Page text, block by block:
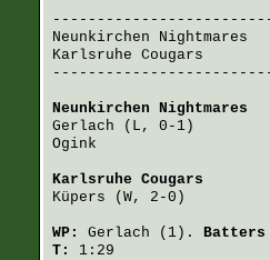
Neunkirchen Nightmares
Karlsruhe Cougars
Neunkirchen Nightmares
Gerlach
Ogink
Karlsruhe Cougars
Küpers (W, 2-0)
WP: Gerlach (1).
T:
1:29